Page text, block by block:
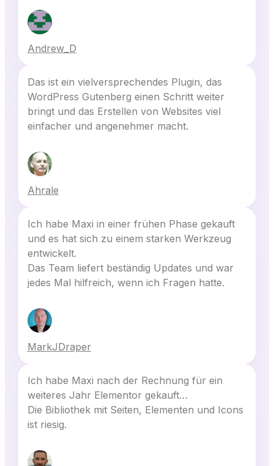
Andrew_D
Das ist ein vielversprechendes Plugin, das
WordPress Gutenberg einen Schritt weiter
bringt und das Erstellen von Websites viel
einfacher und angenehmer macht.
Ahrale
Ich habe Maxi in einer frühen Phase gekauft
und es hat sich zu einem starken Werkzeug
entwickelt.
Das Team liefert beständig Updates und war
jedes Mal hilfreich, wenn ich Fragen hatte.
MarkJDraper
Ich habe Maxi nach der Rechnung für ein
weiteres Jahr Elementor gekauft…
Die Bibliothek mit Seiten, Elementen und Icons
ist riesig.